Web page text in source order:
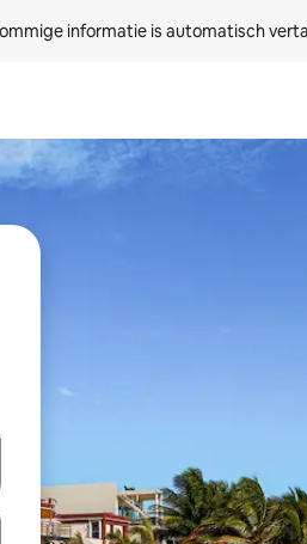
informatie is automatisch
met je de pijltjestoetsen